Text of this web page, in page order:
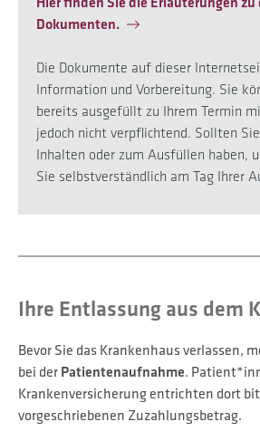
Dokumenten.
Die Dokumente auf dieser
Information und Vorbereitung. Sie
bereits ausgefüllt zu Ihrem Termin
jedoch nicht verpflichtend. Sollten
Inhalten oder zum Ausfüllen haben,
Sie selbstverständlich am Tag Ihrer
Ihre Entlassung aus dem
Bevor Sie das Krankenhaus verlassen,
bei derPatientenaufnahme.
Krankenversicherung entrichten dort
vorgeschriebenen Zuzahlungsbetrag.